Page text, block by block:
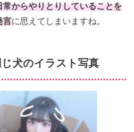
からやりとりしていることを
言に思えてしまいますね。
犬のイラスト写真